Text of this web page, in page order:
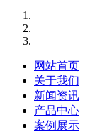
网站首页
关于我们
新闻资讯
产品中心
案例展示